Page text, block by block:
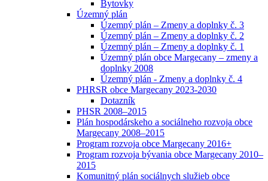
Bytovky
Územný plán
Územný plán – Zmeny a doplnky č. 3
Územný plán – Zmeny a doplnky č. 2
Územný plán – Zmeny a doplnky č. 1
Územný plán obce Margecany – zmeny a
doplnky 2008
Územný plán - Zmeny a doplnky č. 4
PHRSR obce Margecany 2023-2030
Dotazník
PHSR 2008–2015
Plán hospodárskeho a sociálneho rozvoja obce
Margecany 2008–2015
Program rozvoja obce Margecany 2016+
Program rozvoja bývania obce Margecany 2010–
2015
Komunitný plán sociálnych služieb obce